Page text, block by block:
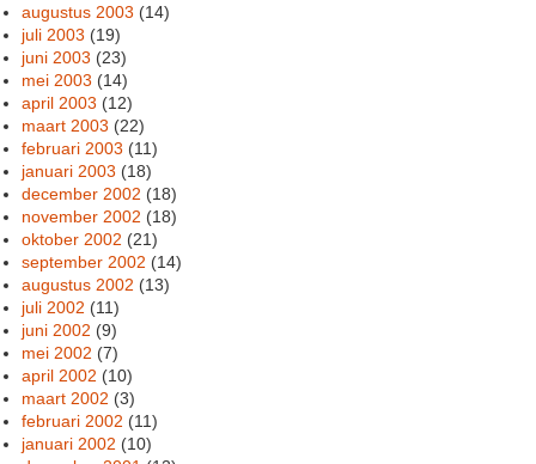
augustus 2003 (14)
juli 2003 (19)
juni 2003 (23)
mei 2003 (14)
april 2003 (12)
maart 2003 (22)
februari 2003 (11)
januari 2003 (18)
december 2002 (18)
november 2002 (18)
oktober 2002 (21)
september 2002 (14)
augustus 2002 (13)
juli 2002 (11)
juni 2002 (9)
mei 2002 (7)
april 2002 (10)
maart 2002 (3)
februari 2002 (11)
januari 2002 (10)